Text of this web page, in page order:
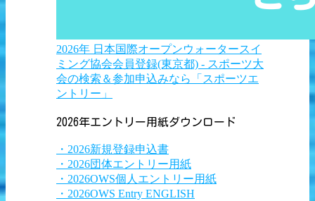
2026年 日本国際オープンウォータースイ
ミング協会会員登録(東京都) - スポーツ大
会の検索＆参加申込みなら「スポーツエ
ントリー」
2026年エントリー用紙ダウンロード
・2026新規登録申込書
・2026団体エントリー用紙
・2026OWS個人エントリー用紙
・2026OWS Entry ENGLISH